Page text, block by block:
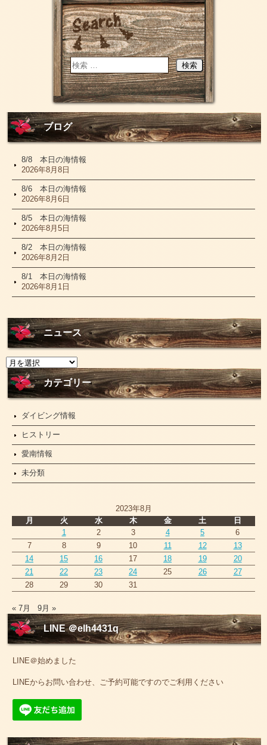
ブログ
8/8 本日の海情報
2026年8月8日
8/6 本日の海情報
2026年8月6日
8/5 本日の海情報
2026年8月5日
8/2 本日の海情報
2026年8月2日
8/1 本日の海情報
2026年8月1日
ニュース
ニ
ュ
ー
カテゴリー
ダイビング情報
ヒストリー
愛南情報
未分類
2023年8月
月
火 水 木 金 土
日
1
2 3 4 5
6
7
8 9 10 11 12
13
14
15 16 17 18 19
20
21
22 23 24 25 26
27
28
29 30 31
« 7月 9月 »
LINE ＠elh4431q
LINE＠始めました
LINEからお問い合わせ、ご予約可能ですのでご利用ください